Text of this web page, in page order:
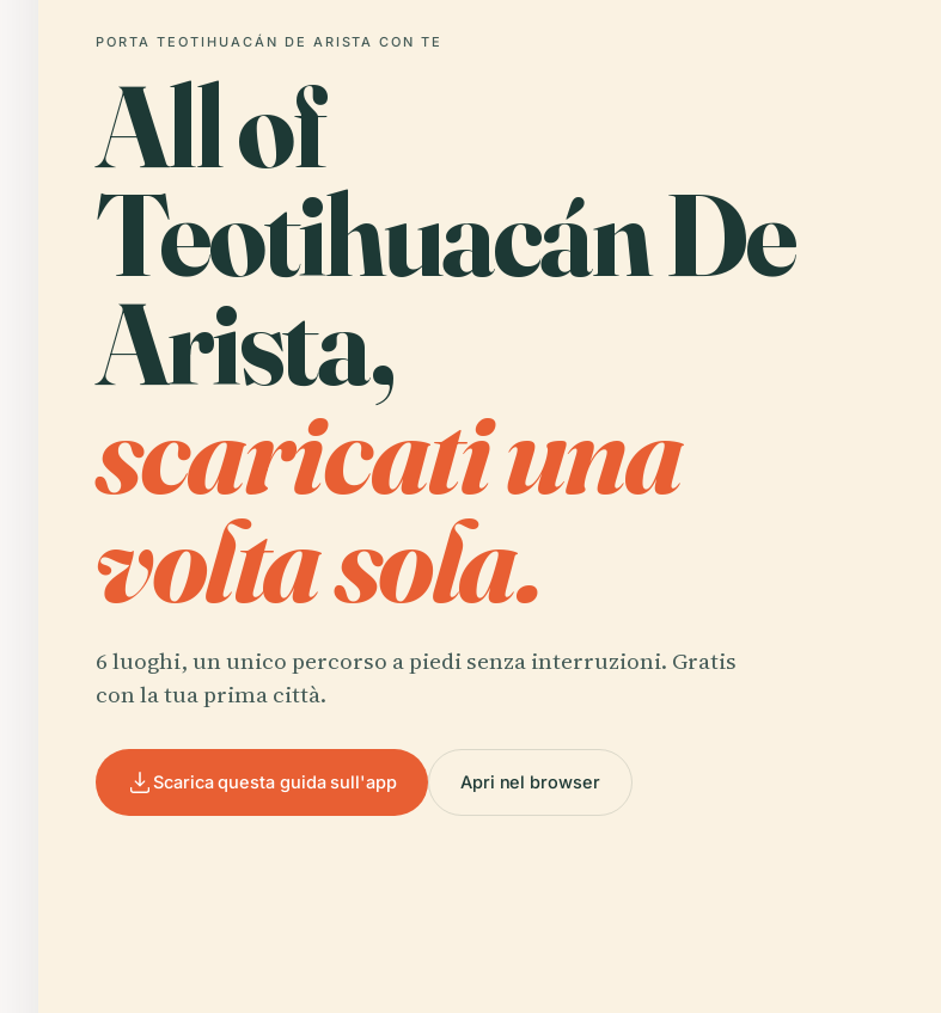
PORTA TEOTIHUACÁN DE ARISTA CON TE
All of
Teotihuacán De
Arista,
scaricati una
volta sola.
6 luoghi, un unico percorso a piedi senza interruzioni. Gratis
con la tua prima città.
Scarica questa guida sull'app Apri nel browser